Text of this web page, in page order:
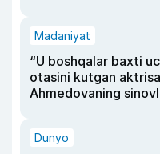
Madaniyat
“U boshqalar baxti
otasini kutgan
Ahmedovaning
Dunyo